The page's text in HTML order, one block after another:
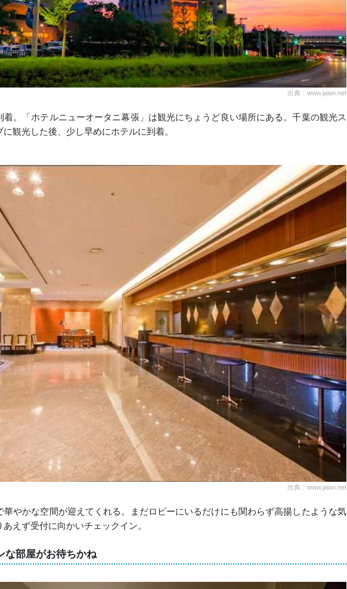
出典：www.jalan.net
着。「ホテルニューオータニ幕張」は観光にちょうど良い場所にある。千葉の観光ス
観光した後、少し早めにホテルに到着。
出典：www.jalan.net
華やかな空間が迎えてくれる。まだロビーにいるだけにも関わらず高揚したような気
えず受付に向かいチェックイン。
な部屋がお待ちかね